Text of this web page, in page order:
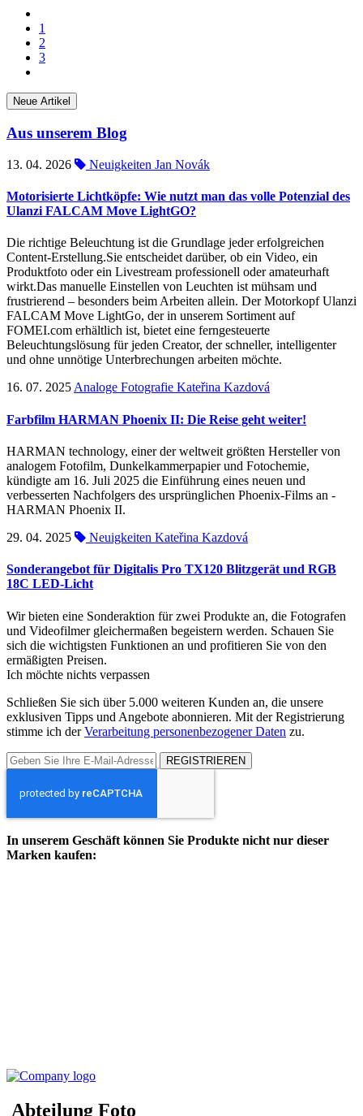
1
2
3
Neue Artikel
Aus unserem Blog
13. 04. 2026 Neuigkeiten Jan Novák
Motorisierte Lichtköpfe: Wie nutzt man das volle Potenzial des
Ulanzi FALCAM Move LightGO?
Die richtige Beleuchtung ist die Grundlage jeder erfolgreichen
Content-Erstellung.Sie entscheidet darüber, ob ein Video, ein
Produktfoto oder ein Livestream professionell oder amateurhaft
wirkt.Das manuelle Einstellen von Leuchten ist mühsam und
frustrierend – besonders beim Arbeiten allein. Der Motorkopf Ulanzi
FALCAM Move LightGo, der in unserem Sortiment auf
FOMEI.com erhältlich ist, bietet eine ferngesteuerte
Beleuchtungslösung für jeden Creator, der schneller, intelligenter
und ohne unnötige Unterbrechungen arbeiten möchte.
16. 07. 2025Analoge Fotografie Kateřina Kazdová
Farbfilm HARMAN Phoenix II: Die Reise geht weiter!
HARMAN technology, einer der weltweit größten Hersteller von
analogem Fotofilm, Dunkelkammerpapier und Fotochemie,
kündigte am 16. Juli 2025 die Einführung eines neuen und
verbesserten Nachfolgers des ursprünglichen Phoenix-Films an -
HARMAN Phoenix II.
29. 04. 2025
Neuigkeiten Kateřina Kazdová
Sonderangebot für Digitalis Pro TX120 Blitzgerät und RGB
18C LED-Licht
Wir bieten eine Sonderaktion für zwei Produkte an, die Fotografen
und Videofilmer gleichermaßen begeistern werden. Schauen Sie
sich die wichtigsten Funktionen an und profitieren Sie von den
ermäßigten Preisen.
Ich möchte nichts verpassen
Schließen Sie sich über 5.000 weiteren Kunden an, die unsere
exklusiven Tipps und Angebote abonnieren. Mit der Registrierung
stimme ich derVerarbeitung personenbezogener Daten zu.
REGISTRIEREN
In unserem Geschäft können Sie Produkte nicht nur dieser
Marken kaufen:
Abteilung Foto